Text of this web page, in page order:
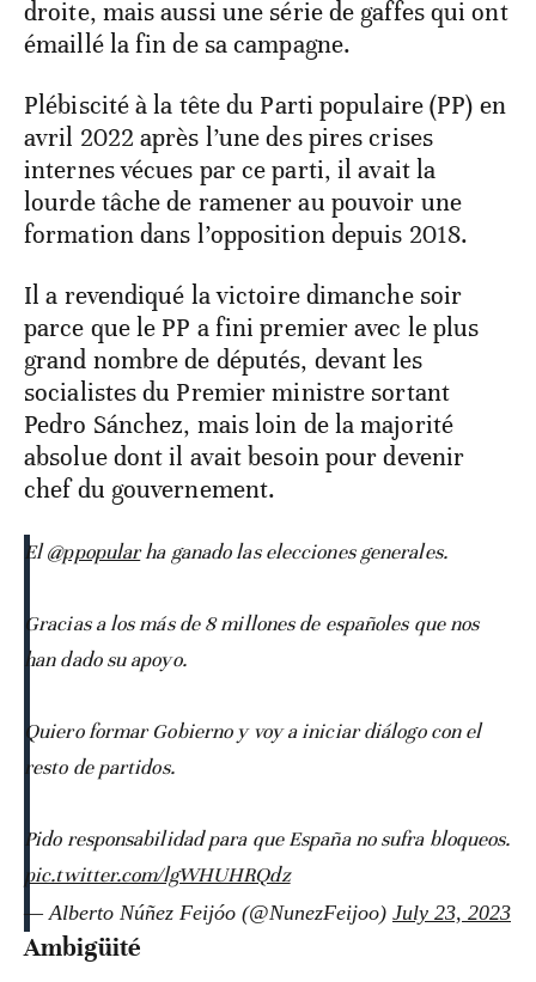
droite, mais aussi une série de gaffes qui ont
émaillé la fin de sa campagne.
Plébiscité à la tête du Parti populaire (PP) en
avril 2022 après l’une des pires crises
internes vécues par ce parti, il avait la
lourde tâche de ramener au pouvoir une
formation dans l’opposition depuis 2018.
Il a revendiqué la victoire dimanche soir
parce que le PP a fini premier avec le plus
grand nombre de députés, devant les
socialistes du Premier ministre sortant
Pedro Sánchez, mais loin de la majorité
absolue dont il avait besoin pour devenir
chef du gouvernement.
El@ppopularha ganado las elecciones generales.
Gracias a los más de 8 millones de españoles que nos
han dado su apoyo.
Quiero formar Gobierno y voy a iniciar diálogo con el
resto de partidos.
Pido responsabilidad para que España no sufra bloqueos.
pic.twitter.com/lgWHUHRQdz
— Alberto Núñez Feijóo (@NunezFeijoo) July 23, 2023
Ambigüité